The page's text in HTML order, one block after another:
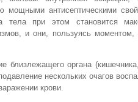
мощными антисептическими
тела при этом становится
и они, пользуясь
близлежащего органа
нескольких очагов
крови.